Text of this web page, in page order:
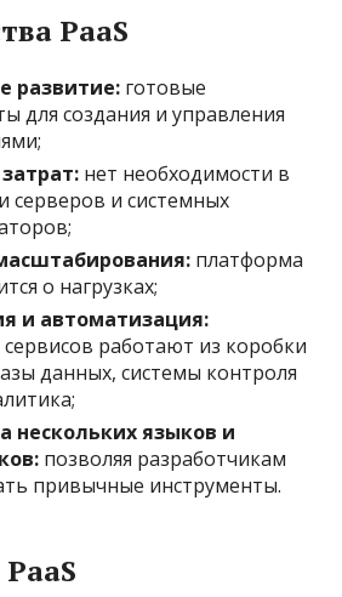
PaaS
развитие: готовые
для создания и управления
нет необходимости в
серверов и системных
платформа
о нагрузках;
и автоматизация:
работают из коробки
данных, системы контроля
нескольких языков и
позволяя разработчикам
привычные инструменты.